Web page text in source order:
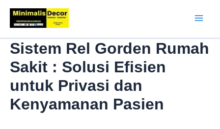
Lewati
Sistem Rel Gorden Rumah
Sakit : Solusi Efisien
untuk Privasi dan
Kenyamanan Pasien